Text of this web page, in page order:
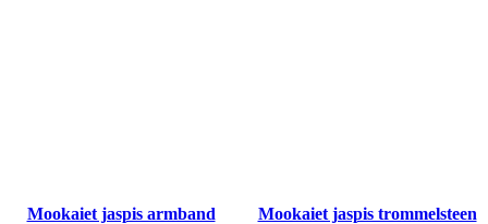
Mookaiet jaspis armband
Mookaiet jaspis trommelsteen